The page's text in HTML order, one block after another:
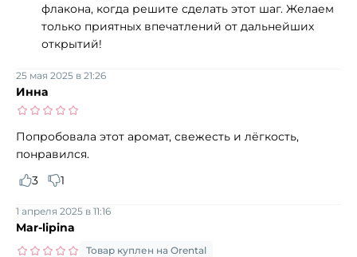
флакона, когда решите сделать этот шаг. Желаем
только приятных впечатлений от дальнейших
открытий!
Инна
25 мая 2025 в 21:26
Попробовала этот аромат, свежесть и лёгкость,
понравился.
3
1
Mar-lipina
1 апреля 2025 в 11:16
Товар куплен на Orental